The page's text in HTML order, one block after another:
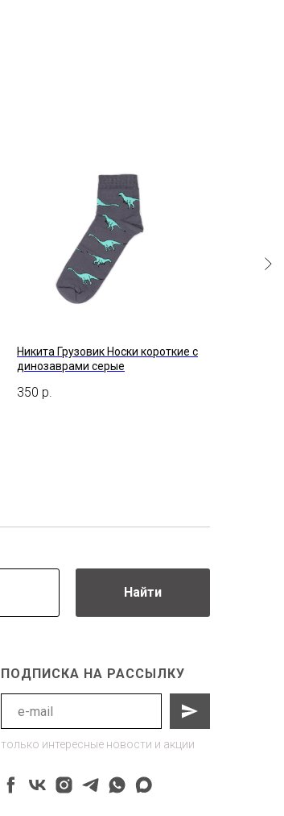
Никита Грузовик Носки короткие с
динозаврами серые
350 р.
Найти
ПОДПИСКА НА РАССЫЛКУ
только интересные новости и акции